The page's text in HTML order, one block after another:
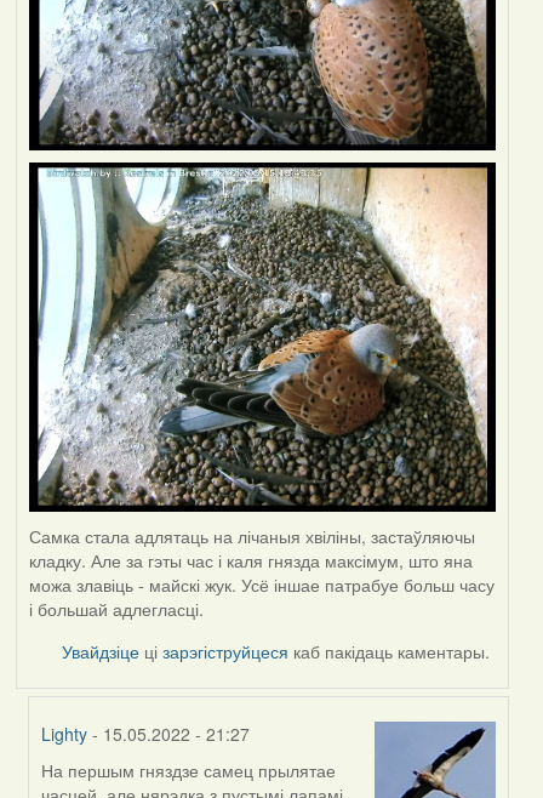
Самка стала адлятаць на лічаныя хвіліны, застаўляючы
кладку. Але за гэты час і каля гнязда максімум, што яна
можа злавіць - майскі жук. Усё іншае патрабуе больш часу
і большай адлегласці.
Увайдзіце цізарэгіструйцеся каб пакідаць каментары.
Lighty - 15.05.2022 - 21:27
In
На першым гняздзе самец прылятае